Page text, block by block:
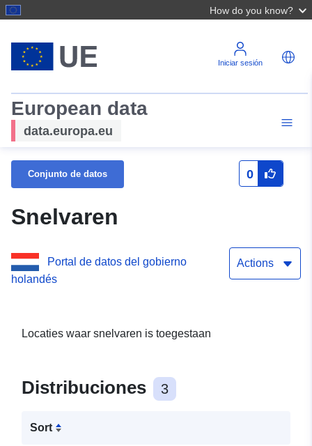
How do you know?
Iniciar sesión
European data
data.europa.eu
Conjunto de datos 0
Snelvaren
Portal de datos del gobierno
holandés
Actions
Locaties waar snelvaren is toegestaan
Distribuciones 3
Sort